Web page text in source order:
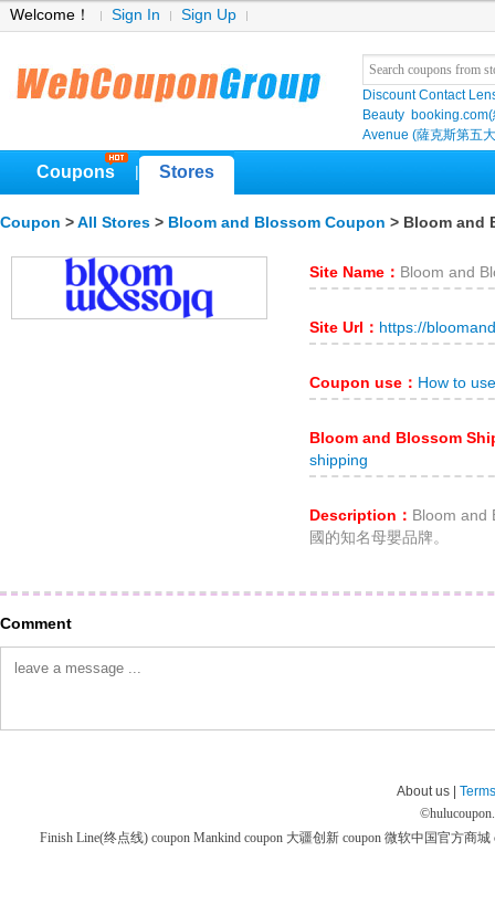
Welcome！ Sign In Sign Up
Discount Contact
Beauty
Avenue (薩克斯第五
Coupons Stores
Coupon > All Stores > Bloom and Blossom Coupon > Bloom and
Site Name： Bloom and
Site Url： https://
Coupon use： How to
Bloom and Blossom
shipping
Description： Bloom and
國的知名母嬰品牌。
Comment
About us |
©
Finish Line(终点线) coupon Mankind coupon 大疆创新 coupon 微软中国官方商城